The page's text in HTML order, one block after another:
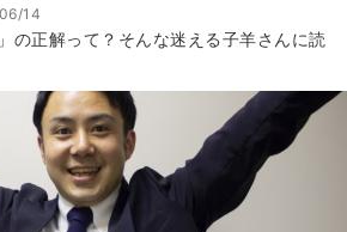
14
の正解って？そんな迷える子羊さんに読